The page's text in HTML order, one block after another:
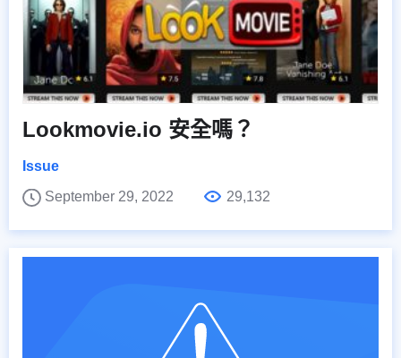
Lookmovie.io 安全嗎？
Issue
September 29, 2022
29,132